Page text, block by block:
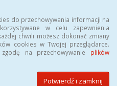
do przechowywania informacji na
w celu zapewnienia
chwili możesz dokonać zmiany
cookies w Twojej przeglądarce.
na przechowywanie plików
Potwierdź i zamknij
PUBLICZNEJ
Opola